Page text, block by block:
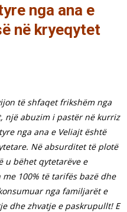
nga ana e
në kryeqytet
të shfaqet frikshëm nga
një abuzim i pastër në kurriz
nga ana e Veliajt është
Në absurditet të plotë
u bëhet qytetarëve e
100% të tarifës bazë dhe
nga familjarët e
dhe zhvatje e paskrupullt! E